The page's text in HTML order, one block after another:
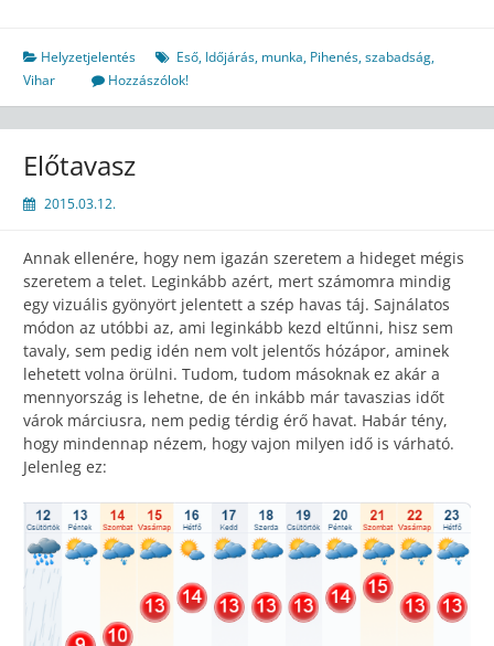
Helyzetjelentés Eső, Időjárás, munka, Pihenés,szabadság,
Vihar
Hozzászólok!
Előtavasz
2015.03.12.
Annak ellenére, hogy nem igazán szeretem a hideget mégis
szeretem a telet. Leginkább azért, mert számomra mindig
egy vizuális gyönyört jelentett a szép havas táj. Sajnálatos
módon az utóbbi az, ami leginkább kezd eltűnni, hisz sem
tavaly, sem pedig idén nem volt jelentős hózápor, aminek
lehetett volna örülni. Tudom, tudom másoknak ez akár a
mennyország is lehetne, de én inkább már tavaszias időt
várok márciusra, nem pedig térdig érő havat. Habár tény,
hogy mindennap nézem, hogy vajon milyen idő is várható.
Jelenleg ez: